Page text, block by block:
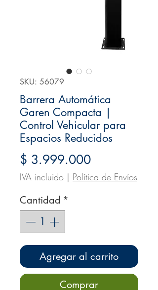
SKU: 56079
Barrera Automática
Garen Compacta |
Control Vehicular para
Espacios Reducidos
$ 3.999.000Precio
IVA incluido | Política de Envíos
Cantidad *
Agregar al carrito
Comprar